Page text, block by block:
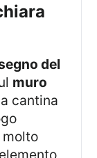
del
muro
cantina
molto